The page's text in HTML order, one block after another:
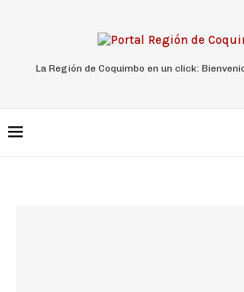
La Región de Coquimbo en un click: